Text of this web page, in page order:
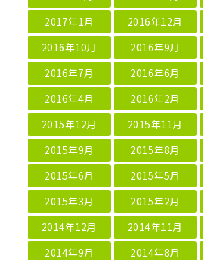
2017年1月
2016年12月
2016年10月
2016年9月
2016年7月
2016年6月
2016年4月
2016年2月
2015年12月
2015年11月
2015年9月
2015年8月
2015年6月
2015年5月
2015年3月
2015年2月
2014年12月
2014年11月
2014年9月
2014年8月